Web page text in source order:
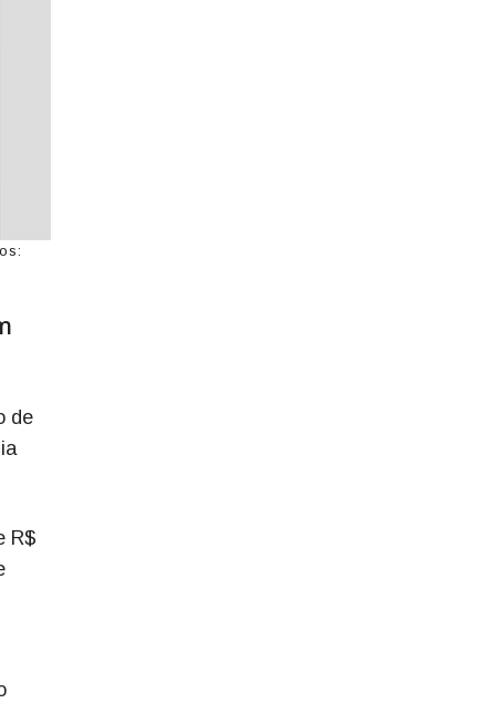
de
R$